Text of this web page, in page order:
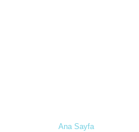
Ana Sayfa